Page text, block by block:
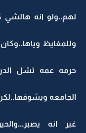
لهم..ولو انه هالشي
وللمغايظ
حرمه عمه تشل
الجامعه
غير انه